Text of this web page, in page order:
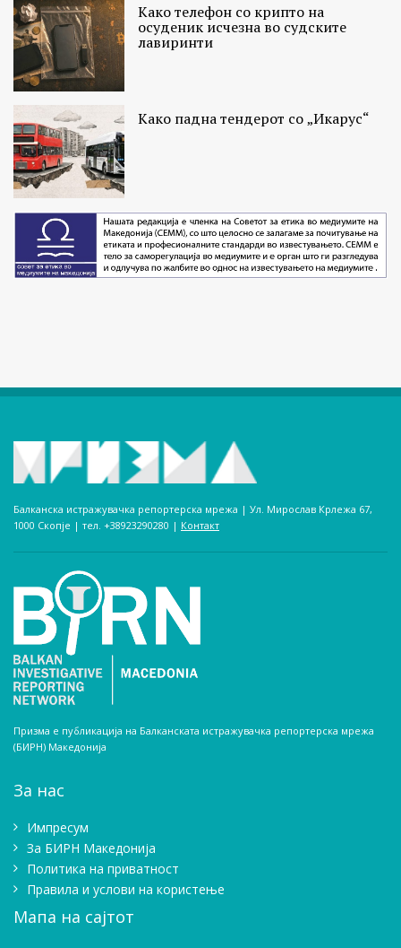
Како телефон со крипто на
осуденик исчезна во судските
лавиринти
Како падна тендерот со „Икарус“
Балканска истражувачка репортерска мрежа | Ул. Мирослав Крлежа 67,
1000 Скопје | тел. +38923290280­ | Контакт
Призма е публикација на Балканската истражувачка репортерска мрежа
(БИРН) Македонија
За нас
Импресум
Зa БИРН Македонија
Политика на приватност
Правила и услови на користење
Мапа на сајтот